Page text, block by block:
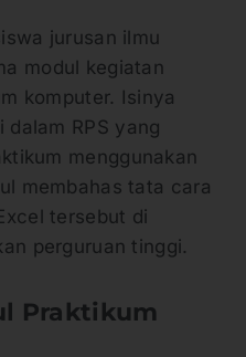
jurusan ilmu
modul kegiatan
komputer. Isinya
RPS yang
menggunakan
membahas tata cara
tersebut di
perguruan tinggi.
Praktikum